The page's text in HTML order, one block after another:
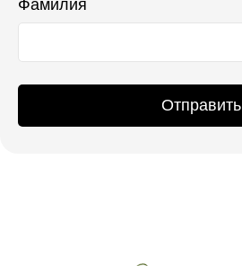
Фамилия
Отправить